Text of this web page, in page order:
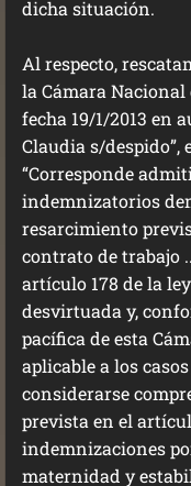
dicha situación.
Al respecto,
la Cámara Nacional
fecha 19/1/2013 en
Claudia s/despido”,
“Corresponde
indemnizatorios
resarcimiento
contrato de trabajo
artículo 178 de la
desvirtuada y,
pacífica de esta
aplicable a los
considerarse
prevista en el
indemnizaciones
maternidad y